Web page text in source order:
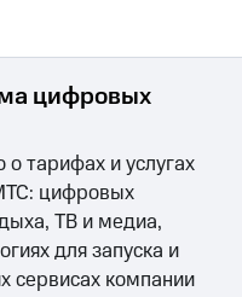
цифровых
о тарифах и услугах
цифровых
ТВ и медиа,
для запуска и
сервисах компании